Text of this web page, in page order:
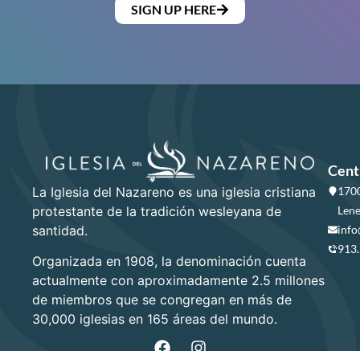
SIGN UP HERE
La Iglesia del Nazareno es una iglesia cristiana
protestante de la tradición wesleyana de
santidad.
Organizada en 1908, la denominación cuenta
actualmente con aproximadamente 2.5 millones
de miembros que se congregan en más de
30,000 iglesias en 165 áreas del mundo.